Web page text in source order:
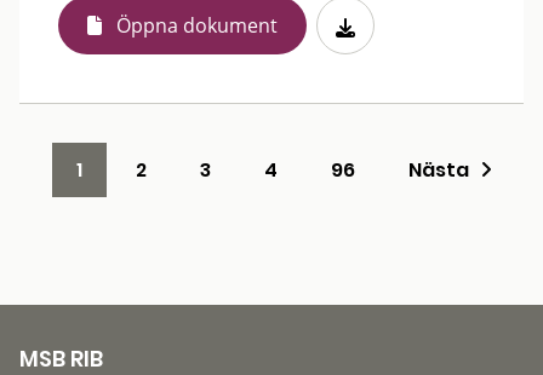
Öppna dokument
1 2 3 4 96 Nästa
MSB RIB